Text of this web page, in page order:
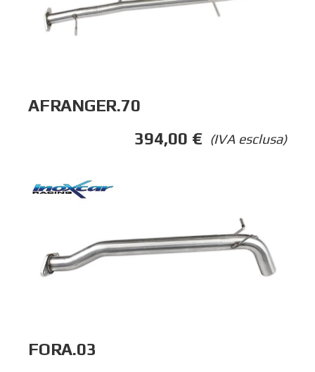
AFRANGER.70
(IVA esclusa)
394,00 €
FORA.03